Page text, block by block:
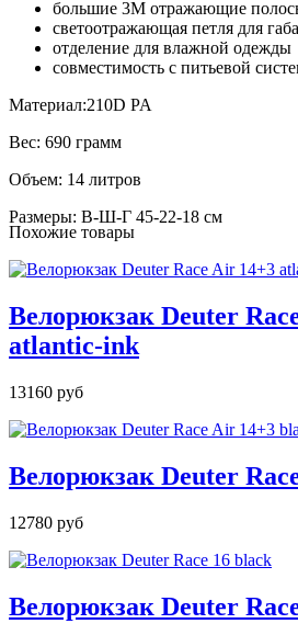
большие 3M отражающие
светоотражающая петля для
отделение для влажной одежды
совместимость с питьевой
Материал:210D PA
Вес: 690 грамм
Объем: 14 литров
Размеры: В-Ш-Г 45-22-18 см
Похожие товары
Велорюкзак Deuter
atlantic-ink
13160 руб
Велорюкзак Deuter
12780 руб
Велорюкзак Deuter